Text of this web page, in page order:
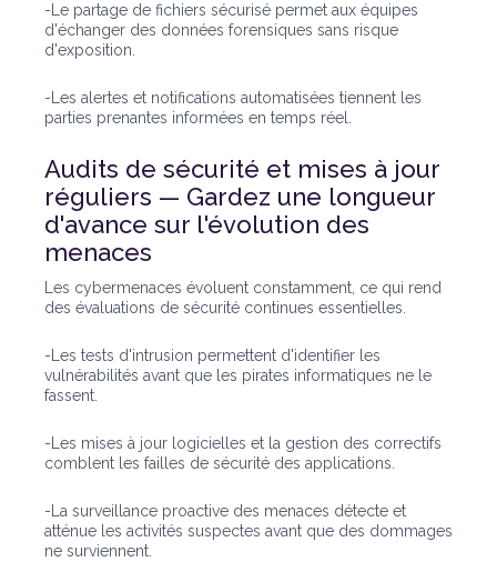
-Le partage de fichiers sécurisé permet aux équipes
d'échanger des données forensiques sans risque
d'exposition.
-Les alertes et notifications automatisées tiennent les
parties prenantes informées en temps réel.
Audits de sécurité et mises à jour
réguliers — Gardez une longueur
d'avance sur l'évolution des
menaces
Les cybermenaces évoluent constamment, ce qui rend
des évaluations de sécurité continues essentielles.
-Les tests d'intrusion permettent d'identifier les
vulnérabilités avant que les pirates informatiques ne le
fassent.
-Les mises à jour logicielles et la gestion des correctifs
comblent les failles de sécurité des applications.
-La surveillance proactive des menaces détecte et
atténue les activités suspectes avant que des dommages
ne surviennent.